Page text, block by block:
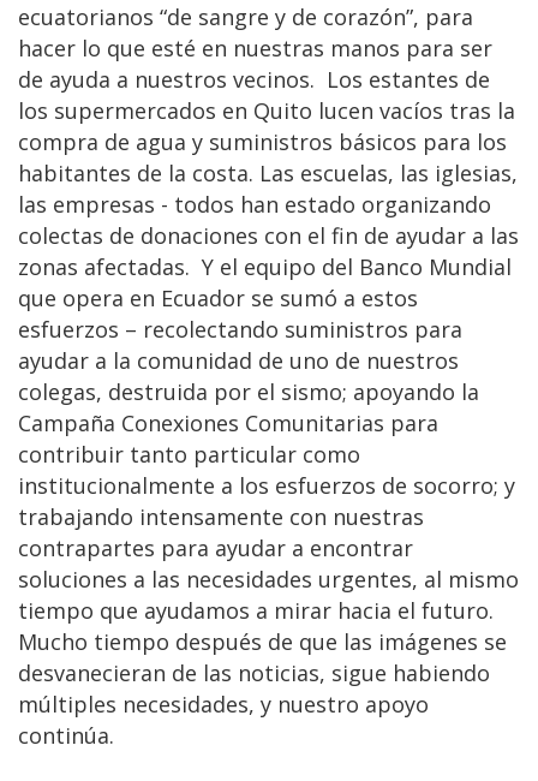
ecuatorianos “de sangre y de corazón”, para
hacer lo que esté en nuestras manos para ser
de ayuda a nuestros vecinos. Los estantes de
los supermercados en Quito lucen vacíos tras la
compra de agua y suministros básicos para los
habitantes de la costa. Las escuelas, las iglesias,
las empresas - todos han estado organizando
colectas de donaciones con el fin de ayudar a las
zonas afectadas. Y el equipo del Banco Mundial
que opera en Ecuador se sumó a estos
esfuerzos – recolectando suministros para
ayudar a la comunidad de uno de nuestros
colegas, destruida por el sismo; apoyando la
Campaña Conexiones Comunitarias para
contribuir tanto particular como
institucionalmente a los esfuerzos de socorro; y
trabajando intensamente con nuestras
contrapartes para ayudar a encontrar
soluciones a las necesidades urgentes, al mismo
tiempo que ayudamos a mirar hacia el futuro.
Mucho tiempo después de que las imágenes se
desvanecieran de las noticias, sigue habiendo
múltiples necesidades, y nuestro apoyo
continúa.